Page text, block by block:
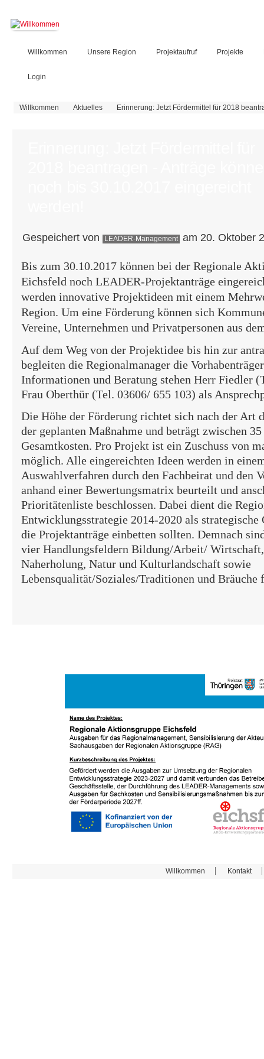
Willkommen Unsere Region Projektaufruf Projekte
Login
Sie sind hier
Willkommen Aktuelles Erinnerung: Jetzt Fördermittel für 2018
Gespeichert von LEADER-Management am 20. Oktober
Bis zum 30.10.2017 können bei der Regionale
Eichsfeld noch LEADER-Projektanträge
werden innovative Projektideen mit einem
Region. Um eine Förderung können sich
Vereine, Unternehmen und Privatpersonen aus
Auf dem Weg von der Projektidee bis hin zur
begleiten die Regionalmanager die
Informationen und Beratung stehen Herr Fiedler
Frau Oberthür (Tel. 03606/ 655 103) als
Die Höhe der Förderung richtet sich nach der Art
der geplanten Maßnahme und beträgt zwischen
Gesamtkosten. Pro Projekt ist ein Zuschuss von
möglich. Alle eingereichten Ideen werden in
Auswahlverfahren durch den Fachbeirat und den
anhand einer Bewertungsmatrix beurteilt und
Prioritätenliste beschlossen. Dabei dient die
Entwicklungsstrategie 2014-2020 als strategische
die Projektanträge einbetten sollten. Demnach
vier Handlungsfeldern Bildung/Arbeit/
Naherholung, Natur und Kulturlandschaft sowie
Lebensqualität/Soziales/Traditionen und Bräuche
Willkommen Kontakt